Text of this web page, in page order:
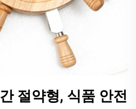
절약형, 식품 안전